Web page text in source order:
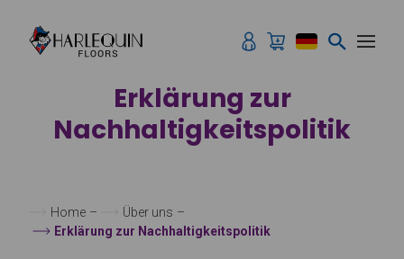
Erklärung zur
Nachhaltigkeitspolitik
Home – Über uns –
Erklärung zur Nachhaltigkeitspolitik